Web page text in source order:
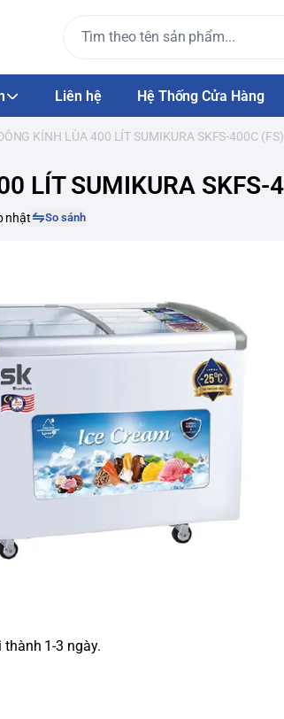
Liên hệ Hệ Thống Cửa Hàng
KÍNH LÙA 400 LÍT SUMIKURA SKFS-400C (FS)
LÍT SUMIKURA SKFS-
nhật So sánh
1-3 ngày.